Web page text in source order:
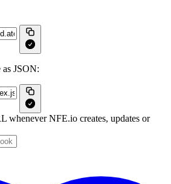
as JSON:
whenever NFE.io creates, updates or